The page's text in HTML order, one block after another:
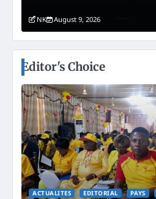
NK August 9, 2026
Editor's Choice
ACTUALITES EDITORIAL PAYS